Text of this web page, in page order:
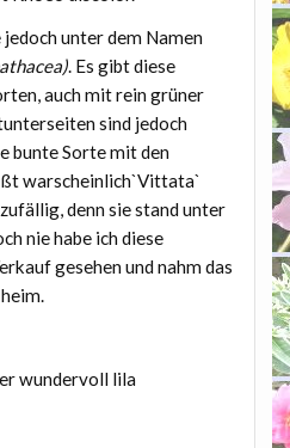
unter dem Namen
. Es gibt diese
auch mit rein grüner
sind jedoch
bunte Sorte mit den
warscheinlich`Vittata`
denn sie stand unter
nie habe ich diese
gesehen und nahm das
wundervoll lila